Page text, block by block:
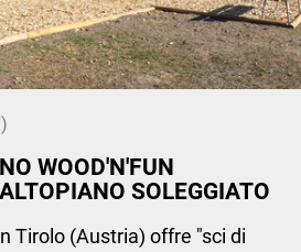
WOOD'N'FUN
SOLEGGIATO
Tirolo (Austria) offre "sci di